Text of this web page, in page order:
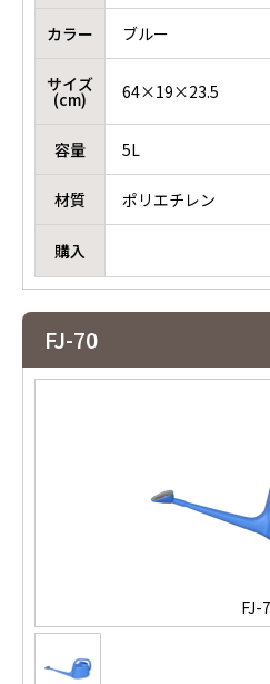
カラー ブルー
サイズ
(cm) 64×19×23.5
容量 5L
材質 ポリエチレン
購入
FJ-70
FJ-